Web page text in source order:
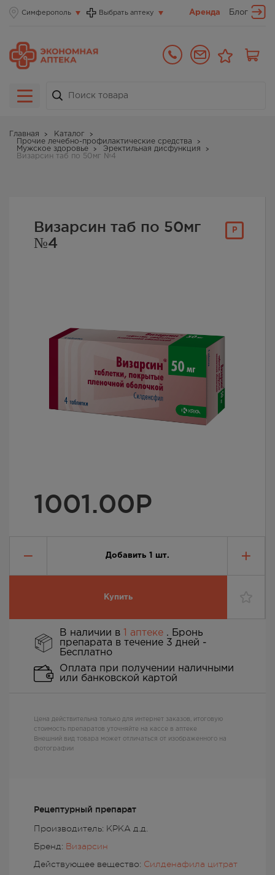
Симферополь Выбрать аптеку Аренда Блог
Главная
Каталог
Прочие лечебно-профилактические средства
Мужское здоровье
Эректильная дисфункция
Визарсин таб по 50мг №4
Р
Визарсин таб по 50мг
№4
1001.00Р
Добавить 1 шт.
Купить
Рецептурный препарат
Производитель: КРКА д.д.
Бренд: Визарсин
Действующее вещество: Силденафила цитрат
В наличии в 1 аптеке . Бронь
препарата в течение 3 дней -
Бесплатно
Оплата при получении наличными
или банковской картой
Цена действительна только для интернет заказов, итоговую
стоимость препаратов уточняйте на кассе в аптеке
Внешний вид товара может отличаться от изображенного на
фотографии